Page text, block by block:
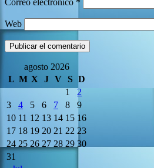
Correo electrónico *
Web
agosto 2026
L M X J V S D
1
2
3
4 5 6 7 8
9
10 11 12 13 14 15 16
17 18 19 20 21 22 23
24 25 26 27 28 29 30
31